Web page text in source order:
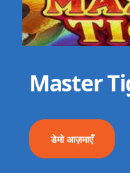
Master
डेमो आज़माएँ